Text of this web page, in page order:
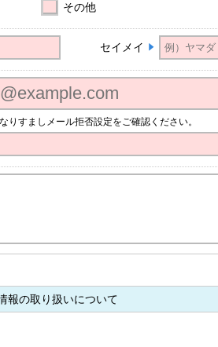
その他
セイメイ
りすましメール拒否設定をご確認ください。
報の取り扱いについて